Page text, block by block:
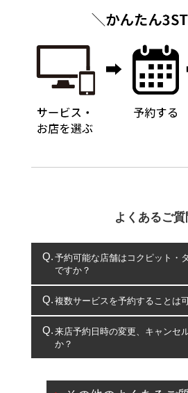
よくあるご質
予約可能な店舗はコクピット・
ですか？
コクピット・タイヤ館のみとな
複数サービスを予約することは
複数サービスのご予約は可能で
一部の商品・サービスの組み合わせ
出来ないものもございます。
来店予約日時の変更、キャンセ
か？